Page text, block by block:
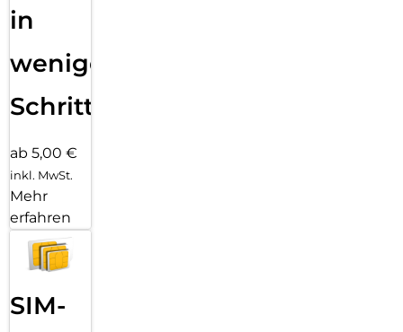
in
wenigen
Schritten
ab 5,00 €
inkl. MwSt.
Mehr
erfahren
SIM-